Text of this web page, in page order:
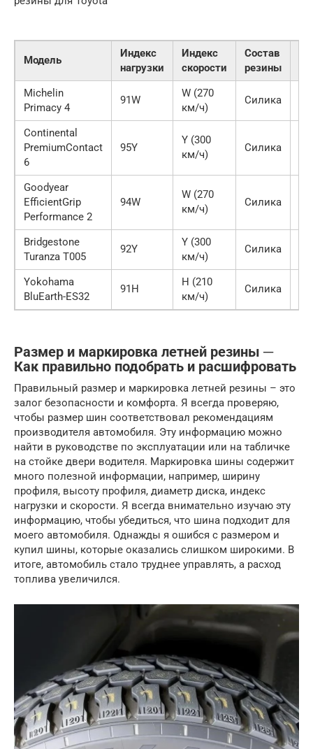
Модель
Индекс
нагрузки
Индекс
скорости
Состав
резины
Michelin
Primacy 4
91W
W (270
км/ч)
Силика
Continental
PremiumContact
6
95Y
Y (300
км/ч)
Силика
Goodyear
EfficientGrip
Performance 2
94W
W (270
км/ч)
Силика
Bridgestone
Turanza T005
92Y
Y (300
км/ч)
Силика
Yokohama
BluEarth-ES32
91H
H (210
км/ч)
Силика
Размер и маркировка летней резины ─
Как правильно подобрать и расшифровать
Правильный размер и маркировка летней резины – это
залог безопасности и комфорта. Я всегда проверяю,
чтобы размер шин соответствовал рекомендациям
производителя автомобиля. Эту информацию можно
найти в руководстве по эксплуатации или на табличке
на стойке двери водителя. Маркировка шины содержит
много полезной информации, например, ширину
профиля, высоту профиля, диаметр диска, индекс
нагрузки и скорости. Я всегда внимательно изучаю эту
информацию, чтобы убедиться, что шина подходит для
моего автомобиля. Однажды я ошибся с размером и
купил шины, которые оказались слишком широкими. В
итоге, автомобиль стало труднее управлять, а расход
топлива увеличился.